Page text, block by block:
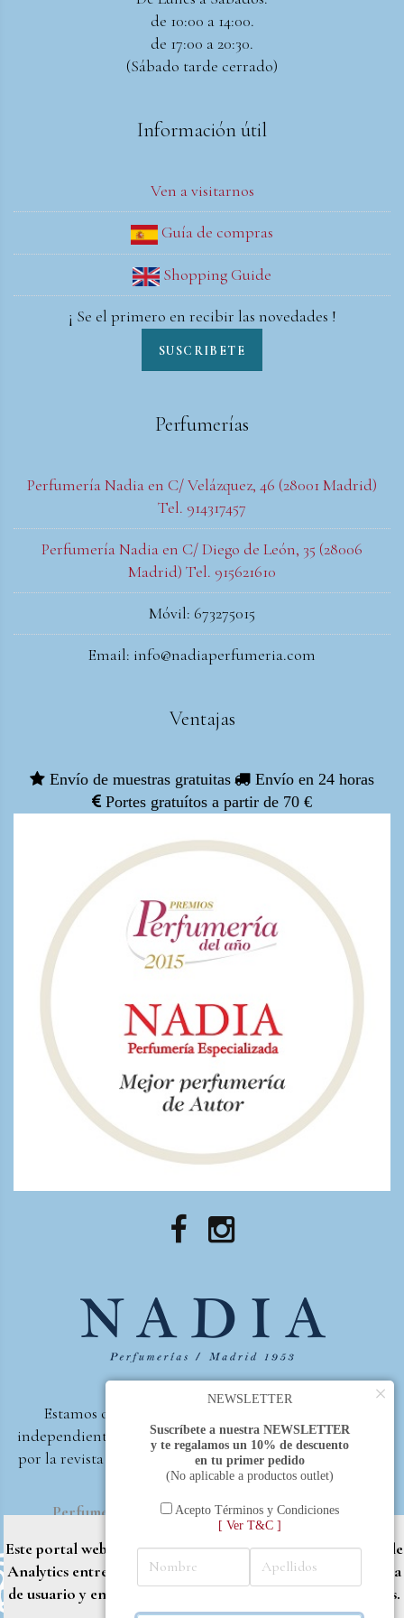
de 10:00 a 14:00.
de 17:00 a 20:30.
(Sábado tarde cerrado)
Información útil
Ven a visitarnos
Guía de compras
Shopping Guide
¡ Se el primero en recibir las novedades !
SUSCRIBETE
Perfumerías
Perfumería Nadia en C/ Velázquez, 46 (28001 Madrid)
Tel. 914317457
Perfumería Nadia en C/ Diego de León, 35 (28006
Madrid) Tel. 915621610
Móvil: 673275015
Email: info@nadiaperfumeria.com
Ventajas
Envío de muestras gratuitas
Envío en 24 horas
Portes gratuítos a partir de 70 €
Estamos orgullosos de ser la primera perfumería
independiente de España, en recibir el premio otorgado
por la revista Beautyproof en 2015 a la mejor perfumería
de autor.
Perfumería Nadia2017 |Política de Privacidad
Este portal web utiliza cookies propias y de terceros (Google
Analytics entre otros) para brindarle una mejor experiencia
de usuario y entregar contenido adaptado a sus necesidades.
×
NEWSLETTER
Suscríbete a nuestra NEWSLETTER
y te regalamos un 10% de descuento
en tu primer pedido
(No aplicable a productos outlet)
Acepto Términos y Condiciones
[ Ver T&C ]